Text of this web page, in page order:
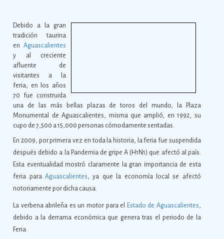
Debido a la gran
tradición taurina
en Aguascalientes
y al creciente
afluente de
visitantes a la
feria, en los años
70 fue construida
una de las más bellas plazas de toros del mundo, la Plaza
Monumental de Aguascalientes, misma que amplió, en 1992, su
cupo de 7,500 a 15,000 personas cómodamente sentadas.
En 2009, por primera vez en toda la historia, la feria fue suspendida
después debido a la Pandemia de gripe A (H1N1) que afectó al país.
Esta eventualidad mostró claramente la gran importancia de esta
feria para Aguascalientes, ya que la economía local se afectó
notoriamente por dicha causa.
La verbena abrileña es un motor para el Estado de Aguascalientes,
debido a la derrama económica que genera tras el periodo de la
Feria.